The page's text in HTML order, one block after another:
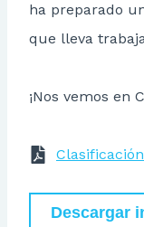
ha preparado
que lleva
¡Nos vemos en
Descargar